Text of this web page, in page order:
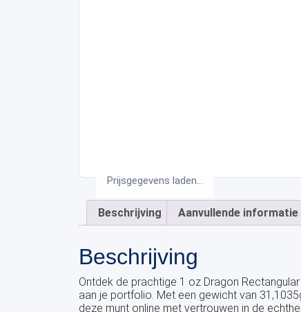
Prijsgegevens laden...
Beschrijving Aanvullende informatie
Beschrijving
Ontdek de prachtige 1 oz Dragon
aan je portfolio. Met een gewicht van
deze munt online met vertrouwen in de